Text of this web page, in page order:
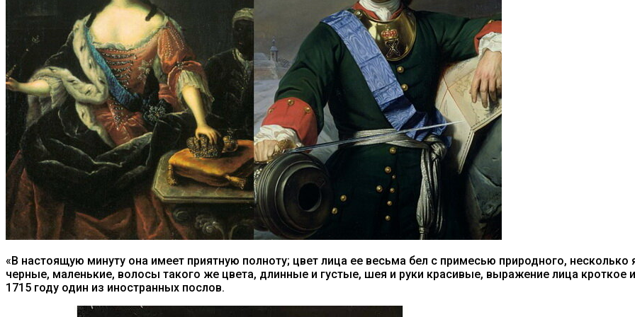
«В настоящую минуту она имеет приятную полноту; цвет лица ее весьма бел с примесью природного, несколько
черные, маленькие, волосы такого же цвета, длинные и густые, шея и руки красивые, выражение лица кроткое
1715 году один из иностранных послов.